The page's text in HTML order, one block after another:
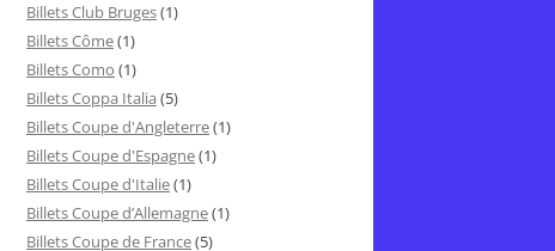
Billets Club Bruges(1)
Billets Côme(1)
Billets Como (1)
Billets Coppa Italia (5)
Billets Coupe d'Angleterre(1)
Billets Coupe d'Espagne(1)
Billets Coupe d'Italie(1)
Billets Coupe d’Allemagne(1)
Billets Coupe de France(5)